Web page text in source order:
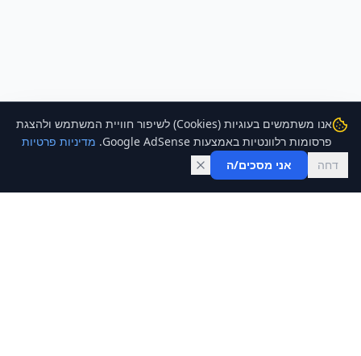
אנו משתמשים בעוגיות (Cookies) לשיפור חוויית המשתמש ולהצגת
פרסומות רלוונטיות באמצעות Google AdSense.
מדיניות פרטיות
דחה
אני מסכים/ה